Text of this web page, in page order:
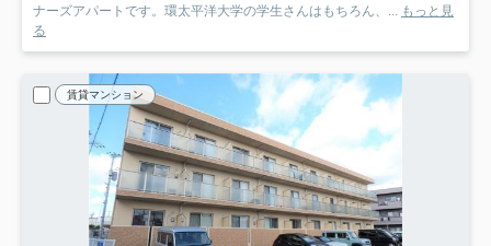
ナーズアパートです。環太平洋大学の学生さんはもちろん、...
もっと見
る
賃貸マンション